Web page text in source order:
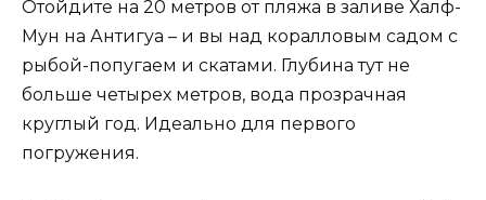
Отойдите на 20 метров от пляжа в заливе Халф-
Мун на Антигуа – и вы над коралловым садом с
рыбой-попугаем и скатами. Глубина тут не
больше четырех метров, вода прозрачная
круглый год. Идеально для первого
погружения.